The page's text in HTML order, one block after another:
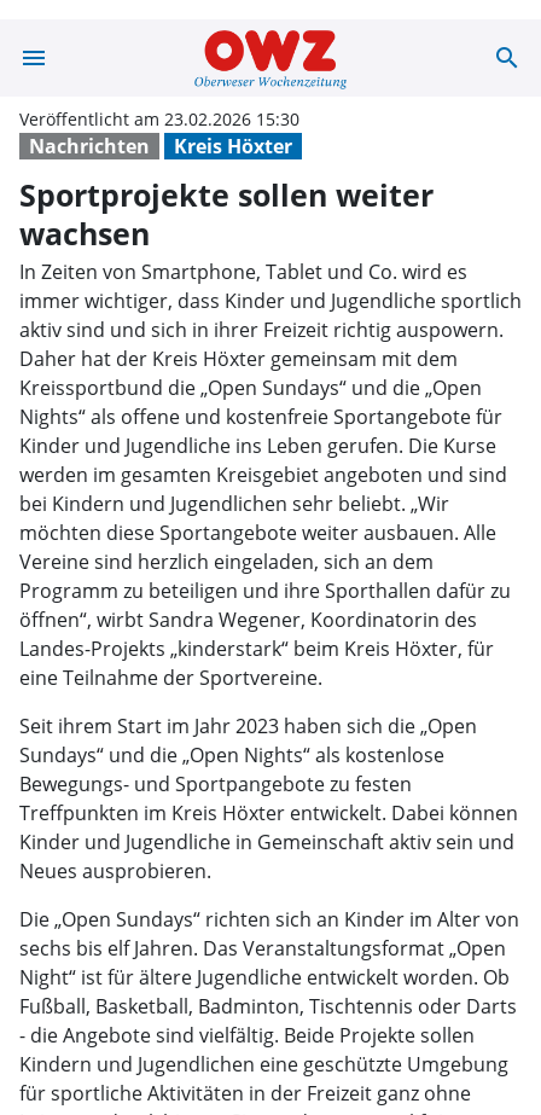
menu Sportprojekte search
Nachrichten Kreis Höxter
Veröffentlicht am 23.02.2026 15:30
Sportprojekte sollen weiter
wachsen
In Zeiten von Smartphone, Tablet und Co. wird es
immer wichtiger, dass Kinder und Jugendliche sportlich
aktiv sind und sich in ihrer Freizeit richtig auspowern.
Daher hat der Kreis Höxter gemeinsam mit dem
Kreissportbund die „Open Sundays“ und die „Open
Nights“ als offene und kostenfreie Sportangebote für
Kinder und Jugendliche ins Leben gerufen. Die Kurse
werden im gesamten Kreisgebiet angeboten und sind
bei Kindern und Jugendlichen sehr beliebt. „Wir
möchten diese Sportangebote weiter ausbauen. Alle
Vereine sind herzlich eingeladen, sich an dem
Programm zu beteiligen und ihre Sporthallen dafür zu
öffnen“, wirbt Sandra Wegener, Koordinatorin des
Landes-Projekts „kinderstark“ beim Kreis Höxter, für
eine Teilnahme der Sportvereine.
Seit ihrem Start im Jahr 2023 haben sich die „Open
Sundays“ und die „Open Nights“ als kostenlose
Bewegungs- und Sportpangebote zu festen
Treffpunkten im Kreis Höxter entwickelt. Dabei können
Kinder und Jugendliche in Gemeinschaft aktiv sein und
Neues ausprobieren.
Die „Open Sundays“ richten sich an Kinder im Alter von
sechs bis elf Jahren. Das Veranstaltungsformat „Open
Night“ ist für ältere Jugendliche entwickelt worden. Ob
Fußball, Basketball, Badminton, Tischtennis oder Darts
- die Angebote sind vielfältig. Beide Projekte sollen
Kindern und Jugendlichen eine geschützte Umgebung
für sportliche Aktivitäten in der Freizeit ganz ohne